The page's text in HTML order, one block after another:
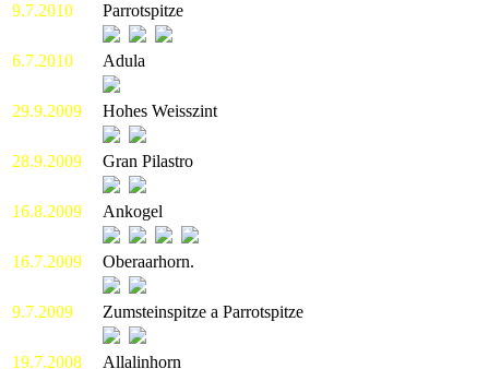
9.7.2010 Parrotspitze
6.7.2010 Adula
29.9.2009 Hohes Weisszint
28.9.2009 Gran Pilastro
16.8.2009 Ankogel
16.7.2009 Oberaarhorn.
9.7.2009 Zumsteinspitze a Parrotspitze
19.7.2008 Allalinhorn